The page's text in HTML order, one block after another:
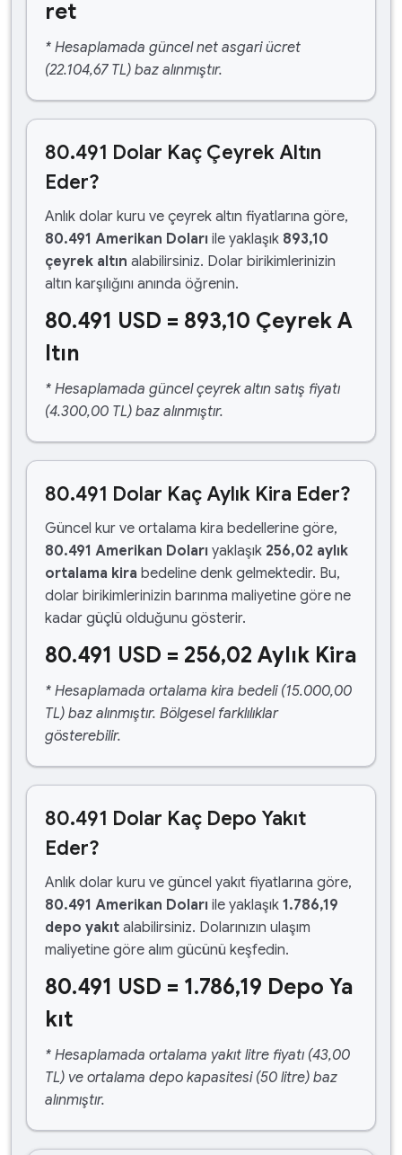
ret
* Hesaplamada güncel net asgari ücret
(22.104,67 TL) baz alınmıştır.
80.491 Dolar Kaç Çeyrek Altın
Eder?
Anlık dolar kuru ve çeyrek altın fiyatlarına göre,
80.491 Amerikan Doları ile yaklaşık 893,10
çeyrek altın alabilirsiniz. Dolar birikimlerinizin
altın karşılığını anında öğrenin.
80.491 USD = 893,10 Çeyrek A
ltın
* Hesaplamada güncel çeyrek altın satış fiyatı
(4.300,00 TL) baz alınmıştır.
80.491 Dolar Kaç Aylık Kira Eder?
Güncel kur ve ortalama kira bedellerine göre,
80.491 Amerikan Doları yaklaşık 256,02 aylık
ortalama kira bedeline denk gelmektedir. Bu,
dolar birikimlerinizin barınma maliyetine göre ne
kadar güçlü olduğunu gösterir.
80.491 USD = 256,02 Aylık Kira
* Hesaplamada ortalama kira bedeli (15.000,00
TL) baz alınmıştır. Bölgesel farklılıklar
gösterebilir.
80.491 Dolar Kaç Depo Yakıt
Eder?
Anlık dolar kuru ve güncel yakıt fiyatlarına göre,
80.491 Amerikan Doları ile yaklaşık 1.786,19
depo yakıt alabilirsiniz. Dolarınızın ulaşım
maliyetine göre alım gücünü keşfedin.
80.491 USD = 1.786,19 Depo Ya
kıt
* Hesaplamada ortalama yakıt litre fiyatı (43,00
TL) ve ortalama depo kapasitesi (50 litre) baz
alınmıştır.